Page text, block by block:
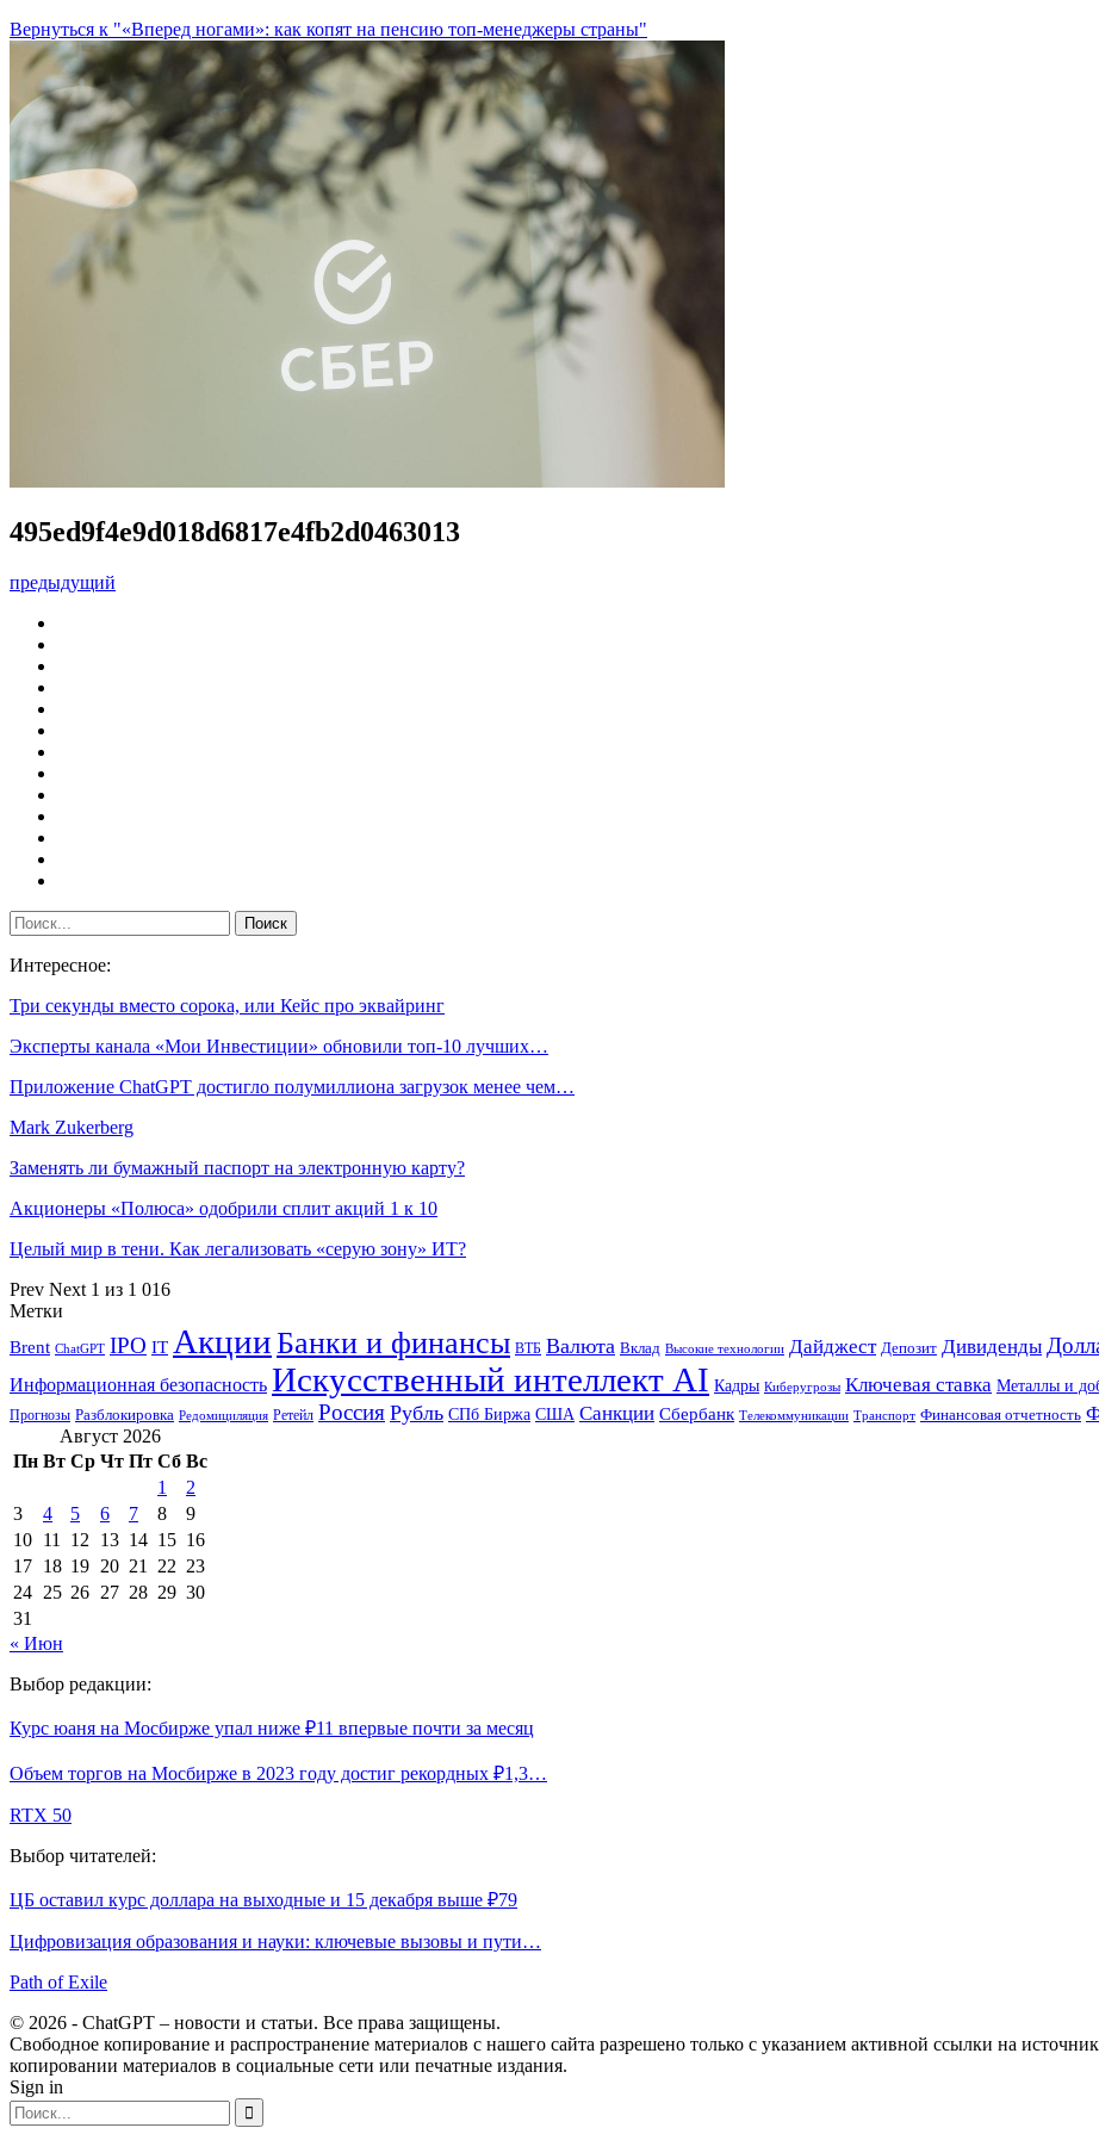
Вернуться к "«Вперед ногами»: как копят на пенсию топ-менеджеры страны"
495ed9f4e9d018d6817e4fb2d0463013
предыдущий
Интересное:
Три секунды вместо сорока, или Кейс про эквайринг
Эксперты канала «Мои Инвестиции» обновили топ-10 лучших…
Приложение ChatGPT достигло полумиллиона загрузок менее чем…
Mark Zukerberg
Заменять ли бумажный паспорт на электронную карту?
Акционеры «Полюса» одобрили сплит акций 1 к 10
Целый мир в тени. Как легализовать «серую зону» ИТ?
Prev Next 1 из 1 016
Метки
Brent ChatGPT IPO IT АкцииБанки и финансы ВТБ Валюта Вклад Высокие технологии Дайджест Депозит Дивиденды
Информационная безопасность Искусственный интеллект AI Кадры Киберугрозы Ключевая ставка Металлы и
Прогнозы Разблокировка Редомициляция Ретейл Россия Рубль СПб Биржа США Санкции Сбербанк Телекоммуникации Транспорт Финансовая отчетность
Август 2026
Пн Вт Ср Чт Пт Сб Вс
1
2
3
4 5 6 7 8
9
10 11 12 13 14 15 16
17 18 19 20 21 22 23
24 25 26 27 28 29 30
31
« Июн
Выбор редакции:
Курс юаня на Мосбирже упал ниже ₽11 впервые почти за месяц
Объем торгов на Мосбирже в 2023 году достиг рекордных ₽1,3…
RTX 50
Выбор читателей:
ЦБ оставил курс доллара на выходные и 15 декабря выше ₽79
Цифровизация образования и науки: ключевые вызовы и пути…
Path of Exile
© 2026 - ChatGPT – новости и статьи. Все права защищены.
Свободное копирование и распространение материалов с нашего сайта разрешено только с указанием активной ссылки на
копировании материалов в социальные сети или печатные издания.
Sign in